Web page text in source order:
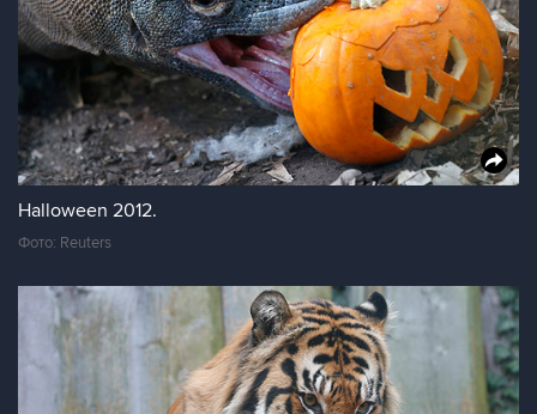
Halloween 2012.
Фото: Reuters